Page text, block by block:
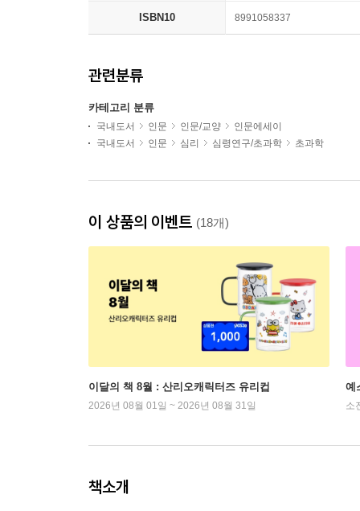
ISBN10 8991058337
관련분류
카테고리 분류
국내도서 인문 인문/교양
인문에세이
국내도서
인문 심리 심령연구/초과학 초과학
이 상품의 이벤트 (18개)
이달의 책 8월 : 산리오캐릭터즈 유리컵
2026년 08월 01일 ~ 2026년 08월 31일
예
소
책소개